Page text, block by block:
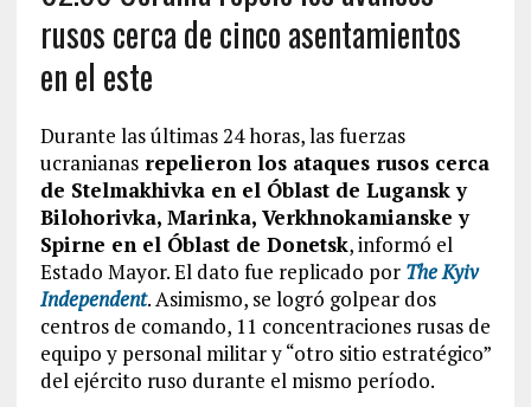
rusos cerca de cinco asentamientos
en el este
Durante las últimas 24 horas, las fuerzas
ucranianasrepelieron los ataques rusos cerca
de Stelmakhivka en el Óblast de Lugansk y
Bilohorivka, Marinka, Verkhnokamianske y
Spirne en el Óblast de Donetsk, informó el
Estado Mayor. El dato fue replicado por The Kyiv
Independent. Asimismo, se logró golpear dos
centros de comando, 11 concentraciones rusas de
equipo y personal militar y “otro sitio estratégico”
del ejército ruso durante el mismo período.